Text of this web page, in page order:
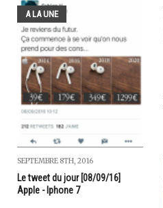
A LA UNE
SEPTEMBRE 8TH, 2016
Le tweet du jour [08/09/16]
Apple - Iphone 7